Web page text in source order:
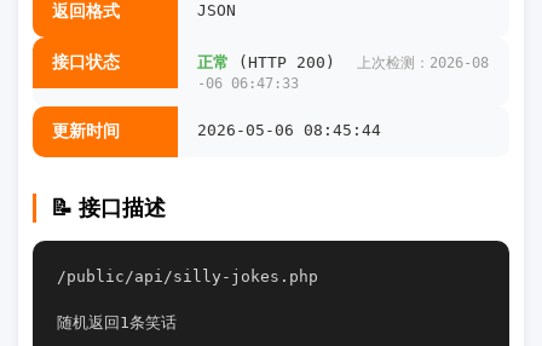
返回格式 JSON
接口状态 正常 (HTTP 200)
上次检测：2026-08
-06 06:47:33
更新时间 2026-05-06 08:45:44
📝 接口描述
/public/api/silly-jokes.php
随机返回1条笑话